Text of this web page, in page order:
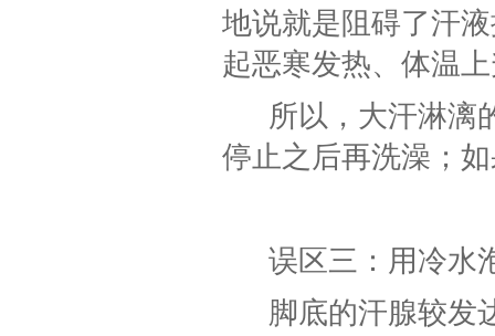
地说就是阻碍了汗
起恶寒发热、体温
所以，大汗淋漓
停止之后再洗澡；
误区三：用冷水
脚底的汗腺较发